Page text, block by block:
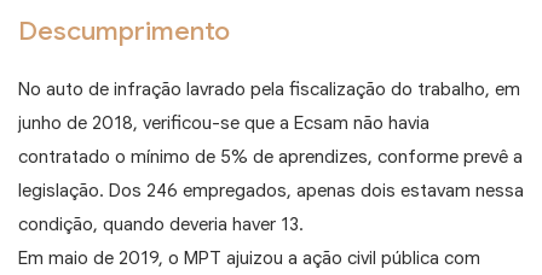
Descumprimento
No auto de infração lavrado pela fiscalização do trabalho, em
junho de 2018, verificou-se que a Ecsam não havia
contratado o mínimo de 5% de aprendizes, conforme prevê a
legislação. Dos 246 empregados, apenas dois estavam nessa
condição, quando deveria haver 13.
Em maio de 2019, o MPT ajuizou a ação civil pública com